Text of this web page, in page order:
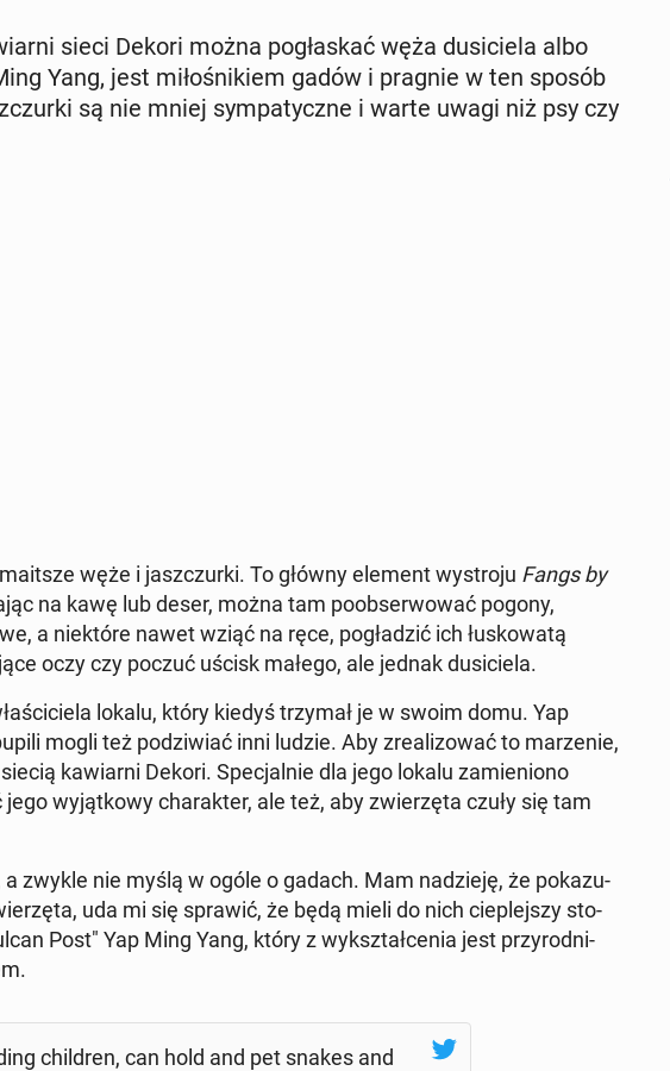
sieci Dekori można po­gła­skać węża du­si­cie­la albo
Yang, jest mi­ło­śni­kiem gadów i pragnie w ten sposób
są nie mniej sym­pa­tycz­ne i warte uwagi niż psy czy
węże i jasz­czur­ki. To główny element wy­stro­ju Fangs by
na kawę lub deser, można tam po­ob­ser­wo­wać pogony,
a nie­któ­re nawet wziąć na ręce, po­gła­dzić ich łu­sko­wa­tą
oczy czy poczuć uścisk małego, ale jednak du­si­cie­la.
lokalu, który kiedyś trzymał je w swoim domu. Yap
mogli też po­dzi­wiać inni ludzie. Aby zre­ali­zo­wać to ma­rze­nie,
ka­wiar­ni Dekori. Spe­cjal­nie dla jego lokalu za­mie­nio­no
wy­jąt­ko­wy cha­rak­ter, ale też, aby zwie­rzę­ta czuły się tam
zwykle nie myślą w ogóle o gadach. Mam na­dzie­ję, że po­ka­zu­
uda mi się sprawić, że będą mieli do nich cie­plej­szy sto­
Post" Yap Ming Yang, który z wy­kształ­ce­nia jest przy­rod­ni­
chil­dren, can hold and pet snakes and